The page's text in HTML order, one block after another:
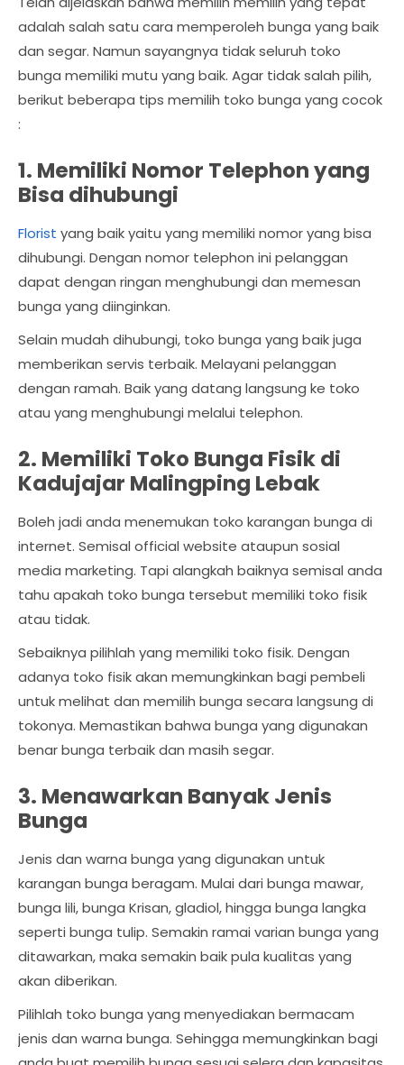
adalah salah satu cara memperoleh bunga yang baik
dan segar. Namun sayangnya tidak seluruh toko
bunga memiliki mutu yang baik. Agar tidak salah pilih,
berikut beberapa tips memilih toko bunga yang cocok
:
1. Memiliki Nomor Telephon yang
Bisa dihubungi
Florist yang baik yaitu yang memiliki nomor yang bisa
dihubungi. Dengan nomor telephon ini pelanggan
dapat dengan ringan menghubungi dan memesan
bunga yang diinginkan.
Selain mudah dihubungi, toko bunga yang baik juga
memberikan servis terbaik. Melayani pelanggan
dengan ramah. Baik yang datang langsung ke toko
atau yang menghubungi melalui telephon.
2. Memiliki Toko Bunga Fisik di
Kadujajar Malingping Lebak
Boleh jadi anda menemukan toko karangan bunga di
internet. Semisal official website ataupun sosial
media marketing. Tapi alangkah baiknya semisal anda
tahu apakah toko bunga tersebut memiliki toko fisik
atau tidak.
Sebaiknya pilihlah yang memiliki toko fisik. Dengan
adanya toko fisik akan memungkinkan bagi pembeli
untuk melihat dan memilih bunga secara langsung di
tokonya. Memastikan bahwa bunga yang digunakan
benar bunga terbaik dan masih segar.
3. Menawarkan Banyak Jenis
Bunga
Jenis dan warna bunga yang digunakan untuk
karangan bunga beragam. Mulai dari bunga mawar,
bunga lili, bunga Krisan, gladiol, hingga bunga langka
seperti bunga tulip. Semakin ramai varian bunga yang
ditawarkan, maka semakin baik pula kualitas yang
akan diberikan.
Pilihlah toko bunga yang menyediakan bermacam
jenis dan warna bunga. Sehingga memungkinkan bagi